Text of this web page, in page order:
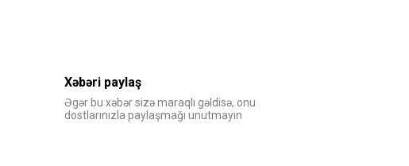
Xəbəri paylaş
Əgər bu xəbər sizə maraqlı gəldisə, onu
dostlarınızla paylaşmağı unutmayın